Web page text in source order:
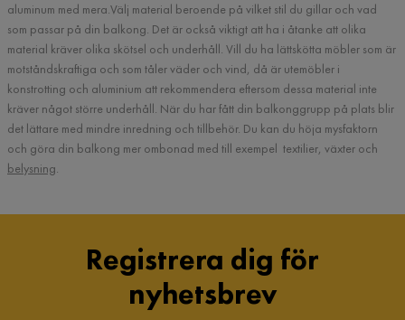
aluminum med mera.Välj material beroende på vilket stil du gillar och vad
som passar på din balkong. Det är också viktigt att ha i åtanke att olika
material kräver olika skötsel och underhåll. Vill du ha lättskötta möbler som är
motståndskraftiga och som tåler väder och vind, då är utemöbler i
konstrotting och aluminium att rekommendera eftersom dessa material inte
kräver något större underhåll. När du har fått din balkonggrupp på plats blir
det lättare med mindre inredning och tillbehör. Du kan du höja mysfaktorn
och göra din balkong mer ombonad med till exempel textilier, växter och
belysning.
Registrera dig för
nyhetsbrev